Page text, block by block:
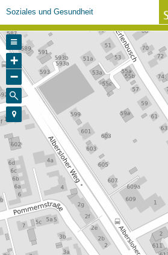
Soziales und Gesundheit
+
−